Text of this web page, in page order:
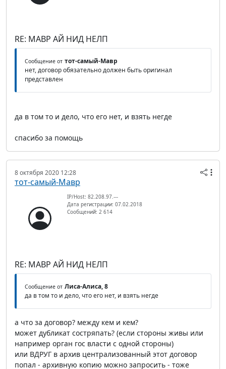
RE: МАВР АЙ НИД НЕЛП
Сообщение от тот-самый-Мавр
нет, договор обязательно должен быть оригинал
представлен
да в том то и дело, что его нет, и взять негде
спасибо за помощь
8 октября 2020 12:28
тот-самый-Мавр
IP/Host: 82.208.97.---
Дата регистрации: 07.02.2018
Сообщений: 2 614
RE: МАВР АЙ НИД НЕЛП
Сообщение от Лиса-Алиса, 8
да в том то и дело, что его нет, и взять негде
а что за договор? между кем и кем?
может дубликат состряпать? (если стороны живы или
например орган гос власти с одной стороны)
или ВДРУГ в архив централизованный этот договор
попал - архивную копию можно запросить - тоже